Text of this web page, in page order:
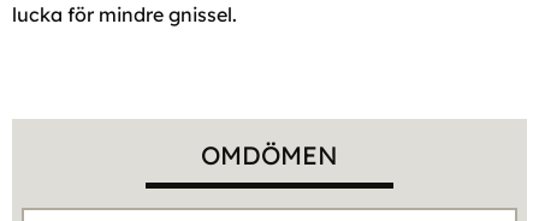
lucka för mindre gnissel.
OMDÖMEN